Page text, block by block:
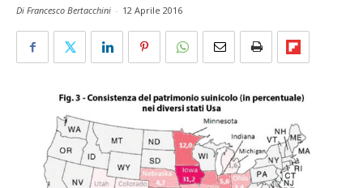
Di Francesco Bertacchini - 12 Aprile 2016